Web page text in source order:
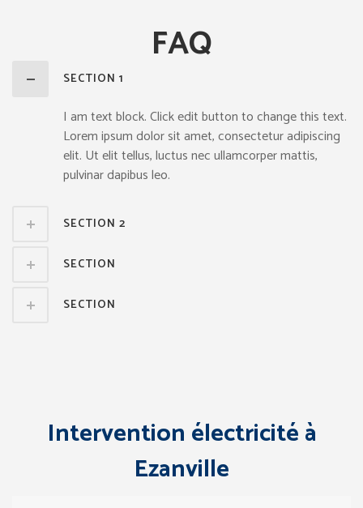
FAQ
SECTION 1
I am text block. Click edit button to change this text.
Lorem ipsum dolor sit amet, consectetur adipiscing
elit. Ut elit tellus, luctus nec ullamcorper mattis,
pulvinar dapibus leo.
SECTION 2
SECTION
SECTION
Intervention électricité à
Ezanville